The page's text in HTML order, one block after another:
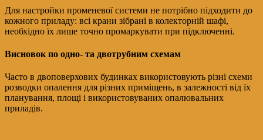
Для настройки променевої системи не потрібно підходити до
кожного приладу: всі крани зібрані в колекторній шафі,
необхідно їх лише точно промаркувати при підключенні.
Висновок по одно- та двотрубним схемам
Часто в двоповерхових будинках використовують різні схеми
розводки опалення для різних приміщень, в залежності від їх
планування, площі і використовуваних опалювальних
приладів.